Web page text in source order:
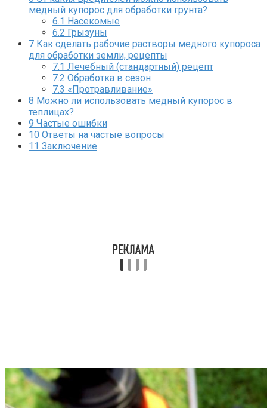
медный купорос для обработки грунта?
6.1 Насекомые
6.2 Грызуны
7 Как сделать рабочие растворы медного купороса
для обработки земли, рецепты
7.1 Лечебный (стандартный) рецепт
7.2 Обработка в сезон
7.3 «Протравливание»
8 Можно ли использовать медный купорос в
теплицах?
9 Частые ошибки
10 Ответы на частые вопросы
11 Заключение